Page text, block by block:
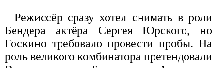
Режиссёр сразу хотел снимать в роли
Бендера актёра Сергея Юрского, но
Госкино требовало провести пробы. На
роль великого комбинатора претендовали